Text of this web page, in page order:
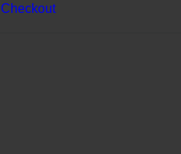
Checkout